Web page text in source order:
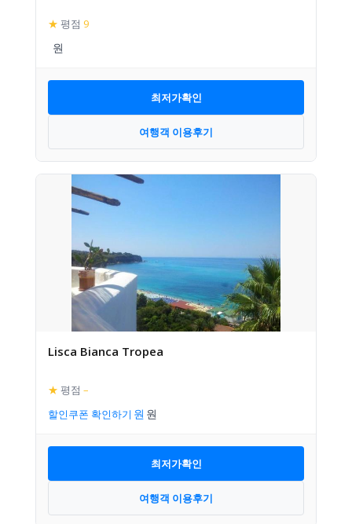
★ 평점 9
최저가확인
여행객 이용후기
Lisca Bianca Tropea
★ 평점 –
할인쿠폰 확인하기
최저가확인
여행객 이용후기